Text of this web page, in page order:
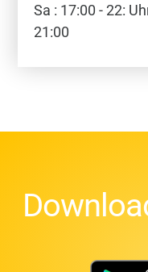
Sa : 17:00 - 22:
21:00